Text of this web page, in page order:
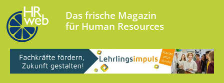
Das frische Magazin
für Human Resources